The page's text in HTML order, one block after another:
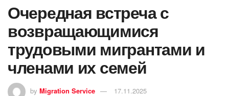
Очередная встреча с
возвращающимися
трудовыми мигрантами и
членами их семей
by Migration Service 17.11.2025